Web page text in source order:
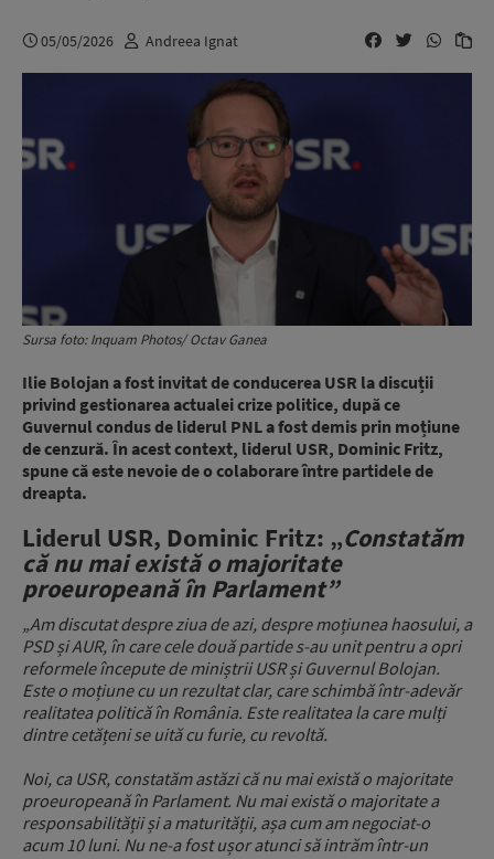
05/05/2026 Andreea Ignat
Sursa foto: Inquam Photos/ Octav Ganea
Ilie Bolojan a fost invitat de conducerea USR la discuții
privind gestionarea actualei crize politice, după ce
Guvernul condus de liderul PNL a fost demis prin moțiune
de cenzură. În acest context, liderul USR, Dominic Fritz,
spune că este nevoie de o colaborare între partidele de
dreapta.
Liderul USR, Dominic Fritz: „Constatăm
că nu mai există o majoritate
proeuropeană în Parlament”
„Am discutat despre ziua de azi, despre moțiunea haosului, a
PSD și AUR, în care cele două partide s-au unit pentru a opri
reformele începute de miniștrii USR și Guvernul Bolojan.
Este o moțiune cu un rezultat clar, care schimbă într-adevăr
realitatea politică în România. Este realitatea la care mulți
dintre cetățeni se uită cu furie, cu revoltă.
Noi, ca USR, constatăm astăzi că nu mai există o majoritate
proeuropeană în Parlament. Nu mai există o majoritate a
responsabilității și a maturității, așa cum am negociat-o
acum 10 luni. Nu ne-a fost ușor atunci să intrăm într-un